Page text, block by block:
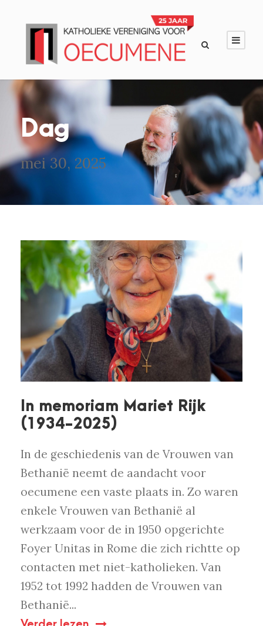
Dag
mei 30, 2025
In memoriam Mariet Rijk
(1934-2025)
In de geschiedenis van de Vrouwen van
Bethanië neemt de aandacht voor
oecumene een vaste plaats in. Zo waren
enkele Vrouwen van Bethanië al
werkzaam voor de in 1950 opgerichte
Foyer Unitas in Rome die zich richtte op
contacten met niet-katholieken. Van
1952 tot 1992 hadden de Vrouwen van
Bethanië...